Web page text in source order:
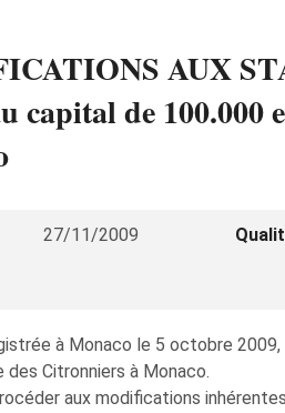
AUX
de 100.000
27/11/2009
à Monaco le 5 octobre
des Citronniers à Monaco.
aux modifications